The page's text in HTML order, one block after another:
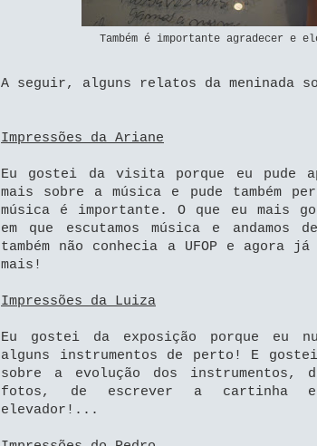
Também é importante agradecer e
A seguir, alguns relatos da meninada
Impressões da Ariane
Eu gostei da visita porque eu pude
mais sobre a música e pude também
música é importante. O que eu mais
em que escutamos música e andamos
também não conhecia a UFOP e agora já
mais!
Impressões da Luiza
Eu gostei da exposição porque eu
alguns instrumentos de perto! E
sobre a evolução dos instrumentos,
fotos, de escrever a cartinha
elevador!...